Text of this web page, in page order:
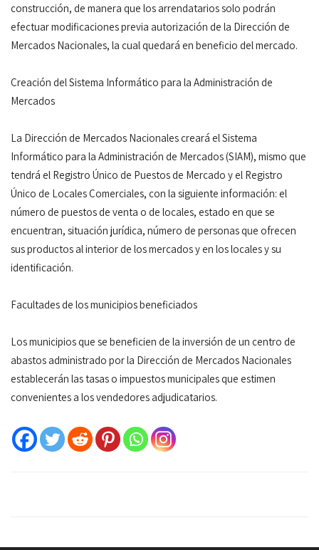
construcción, de manera que los arrendatarios solo podrán
efectuar modificaciones previa autorización de la Dirección de
Mercados Nacionales, la cual quedará en beneficio del mercado.
Creación del Sistema Informático para la Administración de
Mercados
La Dirección de Mercados Nacionales creará el Sistema
Informático para la Administración de Mercados (SIAM), mismo que
tendrá el Registro Único de Puestos de Mercado y el Registro
Único de Locales Comerciales, con la siguiente información: el
número de puestos de venta o de locales, estado en que se
encuentran, situación jurídica, número de personas que ofrecen
sus productos al interior de los mercados y en los locales y su
identificación.
Facultades de los municipios beneficiados
Los municipios que se beneficien de la inversión de un centro de
abastos administrado por la Dirección de Mercados Nacionales
establecerán las tasas o impuestos municipales que estimen
convenientes a los vendedores adjudicatarios.